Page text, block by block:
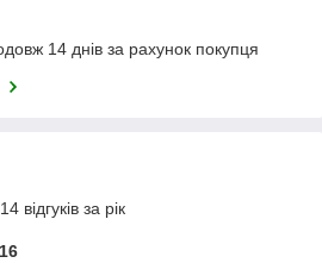
14 днів за рахунок покупця
відгуків за рік